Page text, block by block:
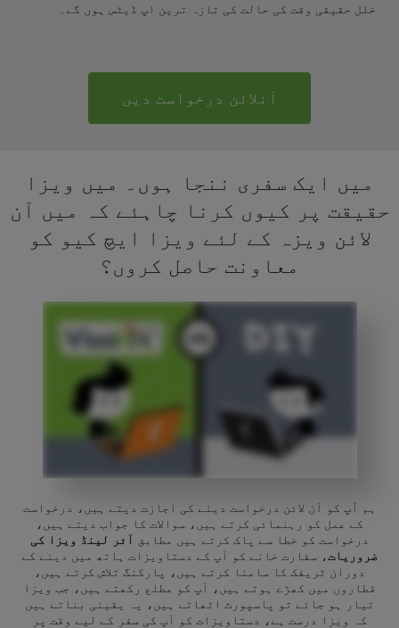
خلل حقیقی وقت کی حالت کی تازہ ترین اپ ڈیٹس ہوں گے۔
آنلائن درخواست دیں
میں ایک سفری ننجا ہوں۔ میں ویزا
حقیقت پر کیوں کرنا چاہئے کہ میں آن
لائن ویزہ کے لئے ویزا ایچ کیو کو
معاونت حاصل کروں؟
ہم آپ کو آن لائن درخواست دینے کی اجازت دیتے ہیں، درخواست
کے عمل کو رہنمائی کرتے ہیں، سوالات کا جواب دیتے ہیں،
درخواست کو خطا سے پاک کرتے ہیں مطابق آئر لینڈ ویزا کی
ضروریات، سفارت خانے کو آپ کے دستاویزات ہاتھ میں دینے کے
دوران ٹریفک کا سامنا کرتے ہیں، پارکنگ تلاش کرتے ہیں،
قطاروں میں کھڑے ہوتے ہیں، آپ کو مطلع رکھتے ہیں، جب ویزا
تیار ہو جائے تو پاسپورٹ اٹھاتے ہیں، یہ یقینی بناتے ہیں
کہ ویزا درست ہے، دستاویزات کو آپ کی سفر کے لیے وقت پر